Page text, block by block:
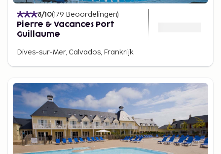
8/10(179 Beoordelingen)
Pierre & Vacances Port
Guillaume
Dives-sur-Mer, Calvados, Frankrijk